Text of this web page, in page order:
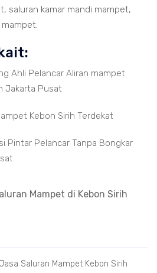
saluran kamar mandi mampet,
Ahli Pelancar Aliran mampet
Jakarta Pusat
Kebon Sirih Terdekat
Pintar Pelancar Tanpa Bongkar
Mampet di Kebon Sirih
Saluran Mampet Kebon Sirih